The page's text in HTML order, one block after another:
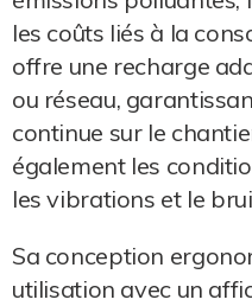
les coûts liés à la
offre une recharge
ou réseau,
continue sur le
également les
les vibrations et le
Sa conception
utilisation avec un